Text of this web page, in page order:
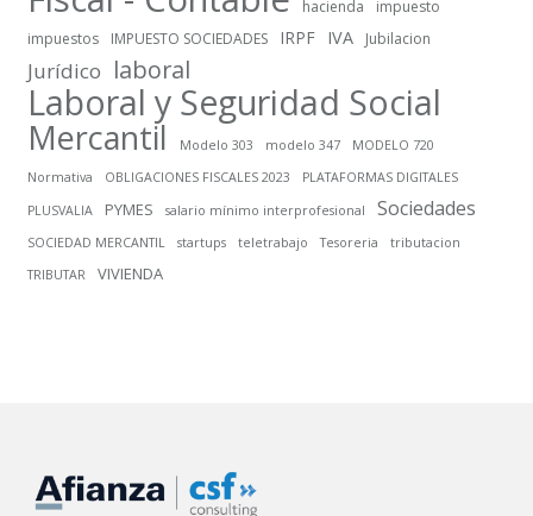
hacienda
impuesto
impuestos
IMPUESTO SOCIEDADES IRPF IVA Jubilacion
Jurídico laboral
Laboral y Seguridad Social
Mercantil Modelo 303 modelo 347
MODELO 720
Normativa
OBLIGACIONES FISCALES 2023
PLATAFORMAS DIGITALES
PLUSVALIA
PYMES salario mínimo interprofesional Sociedades
SOCIEDAD MERCANTIL startups teletrabajo Tesoreria
tributacion
TRIBUTAR
VIVIENDA